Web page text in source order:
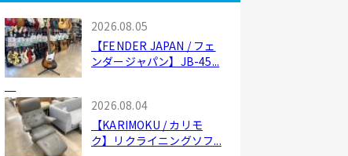
2026.08.05
【FENDER JAPAN / フェ
ンダージャパン】JB-45...
2026.08.04
【KARIMOKU / カリモ
ク】リクライニングソフ...